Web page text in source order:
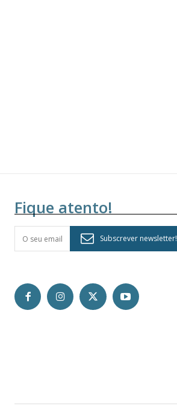
Fique atento!
Subscrever newsletter!